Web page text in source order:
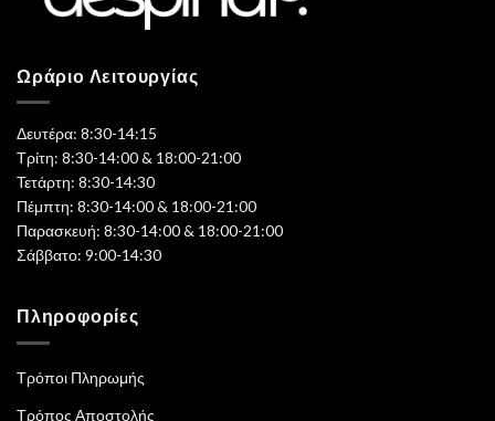
Ωράριο Λειτουργίας
Δευτέρα: 8:30-14:15
Τρίτη: 8:30-14:00 & 18:00-21:00
Τετάρτη: 8:30-14:30
Πέμπτη: 8:30-14:00 & 18:00-21:00
Παρασκευή: 8:30-14:00 & 18:00-21:00
Σάββατο: 9:00-14:30
Πληροφορίες
Τρόποι Πληρωμής
Τρόπος Αποστολής